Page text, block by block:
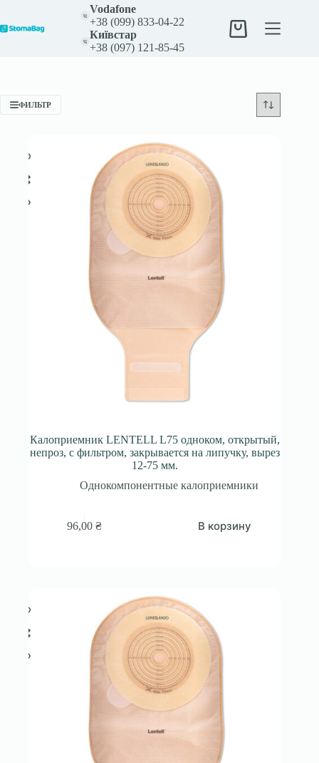
сути
Vodafone
+38 (099) 833-04-22
Київстар
+38 (097) 121-85-45
Корзина
ФИЛЬТР
Калоприемник LENTELL L75 одноком, открытый,
непроз, с фильтром, закрывается на липучку, вырез
12-75 мм.
Однокомпонентные калоприемники
96,00₴ В корзину